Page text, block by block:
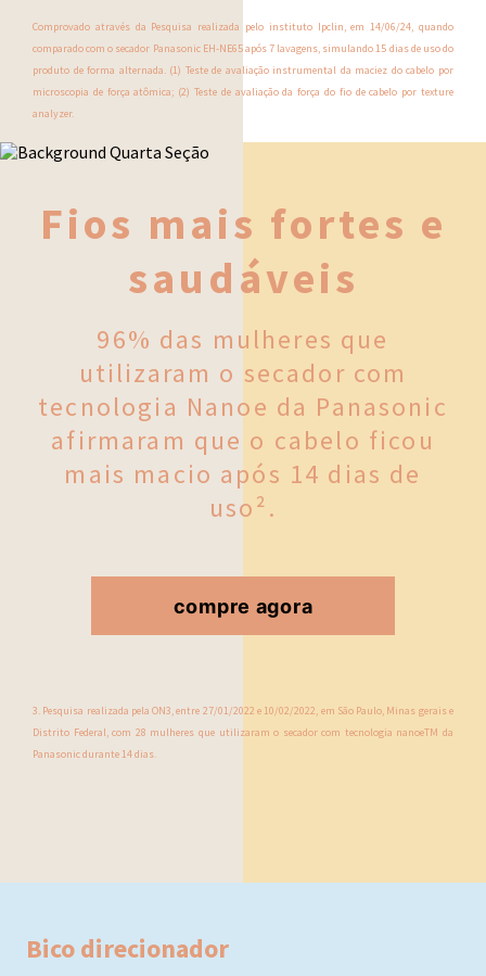
Comprovado através da Pesquisa realizada pelo instituto Ipclin, em 14/06/24, quando
comparado com o secador Panasonic EH-NE65 após 7 lavagens, simulando 15 dias de uso do
produto de forma alternada. (1) Teste de avaliação instrumental da maciez do cabelo por
microscopia de força atômica; (2) Teste de avaliação da força do fio de cabelo por texture
analyzer.
Fios mais fortes e
saudáveis
96% das mulheres que
utilizaram o secador com
tecnologia Nanoe da Panasonic
afirmaram que o cabelo ficou
mais macio após 14 dias de
uso².
compre agora
3. Pesquisa realizada pela ON3, entre 27/01/2022 e 10/02/2022, em São Paulo, Minas gerais e
Distrito Federal, com 28 mulheres que utilizaram o secador com tecnologia nanoeTM da
Panasonic durante 14 dias.
Bico direcionador